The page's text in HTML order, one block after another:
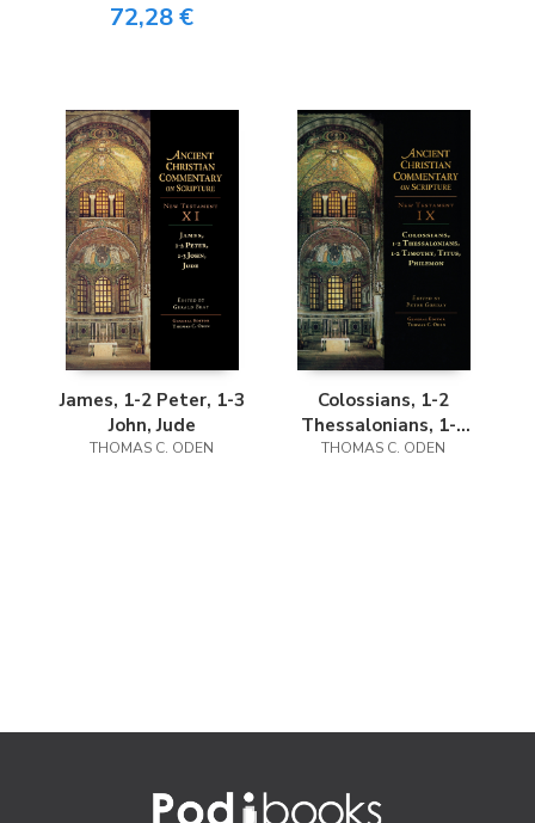
72,28 €
James, 1-2 Peter, 1-3
John, Jude
THOMAS C. ODEN
Colossians, 1-2
Thessalonians, 1-2
Timothy, Titus,
THOMAS C. ODEN